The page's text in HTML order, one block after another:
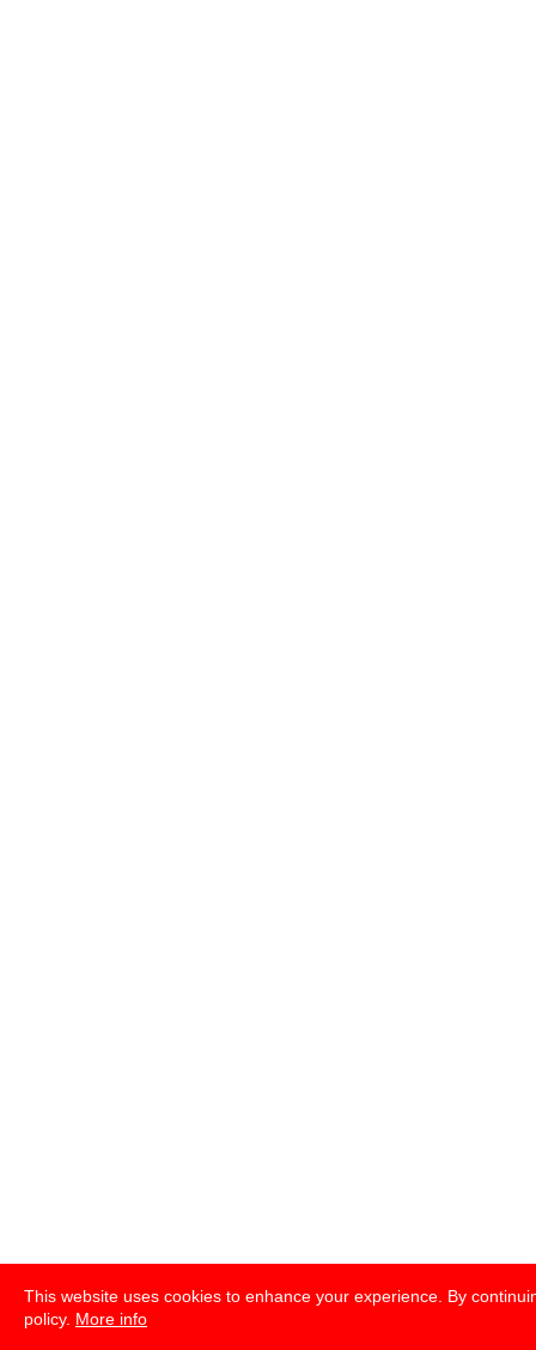
This website uses cookies to enhance your experience. By
policy. More info